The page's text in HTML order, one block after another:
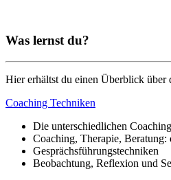
Was lernst du?
Hier erhältst du einen Überblick über
Coaching Techniken
Die unterschiedlichen
Coaching, Therapie, Beratung:
Gesprächsführungstechniken
Beobachtung, Reflexion und